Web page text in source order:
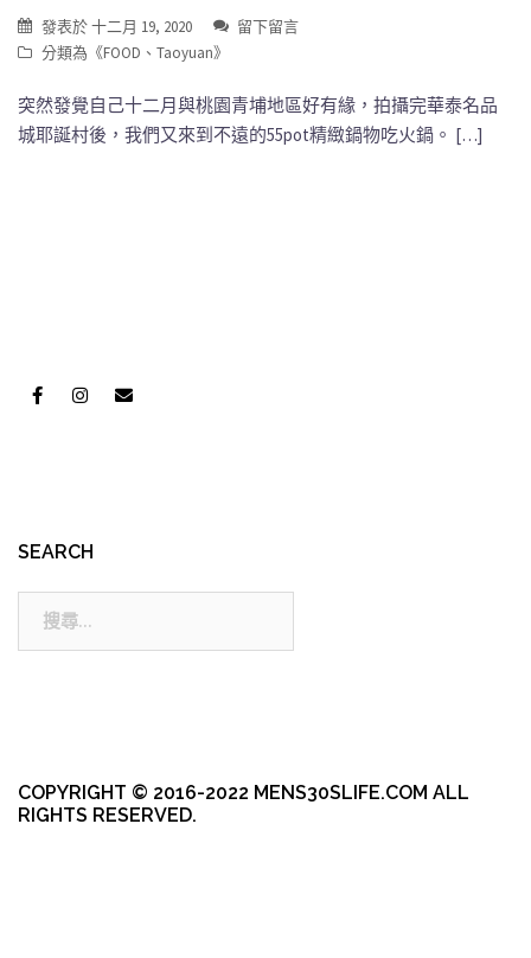
發表於十二月 19, 2020
留下留言
分類為《FOOD 、 Taoyuan》
突然發覺自己十二月與桃園青埔地區好有緣，拍攝完華泰名品
城耶誕村後，我們又來到不遠的55pot精緻鍋物吃火鍋。 […]
SEARCH
COPYRIGHT © 2016-2022 MENS30SLIFE.COM ALL
RIGHTS RESERVED.